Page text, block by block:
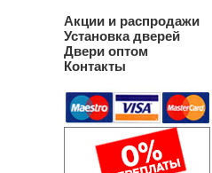
Акции и распродажи
Установка дверей
Двери оптом
Контакты